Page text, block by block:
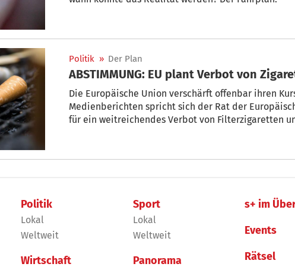
Politik » Der Plan
ABSTIMMUNG: EU plant Verbot von
Die Europäische Union verschärft offenbar ihren
Medienberichten spricht sich der Rat der
für ein weitreichendes Verbot von Filterzigaretten
Politik
Lokal
Weltweit
Wirtschaft
Sport
Lokal
Weltweit
Panorama
s+ im
Events
Rätsel